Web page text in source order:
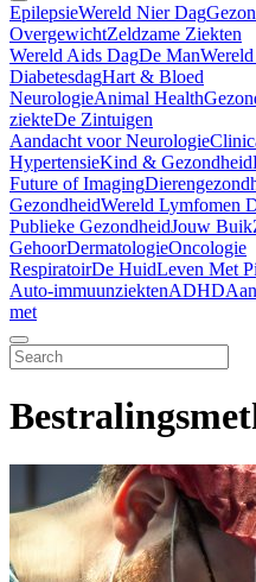
EpilepsieWereld Nier Dag
OvergewichtZeldzame Ziekten
Wereld Aids DagDe Man
DiabetesdagHart & Bloed
NeurologieAnimal Health
ziekteDe Zintuigen
Aandacht voor Neurologie
HypertensieKind & Gezondheid
Future of Imaging
GezondheidWereld Lymfomen
Publieke GezondheidJouw Buik
GehoorDermatologieOncologie
RespiratoirDe HuidLeven Met
Auto-immuunziektenADHD
met